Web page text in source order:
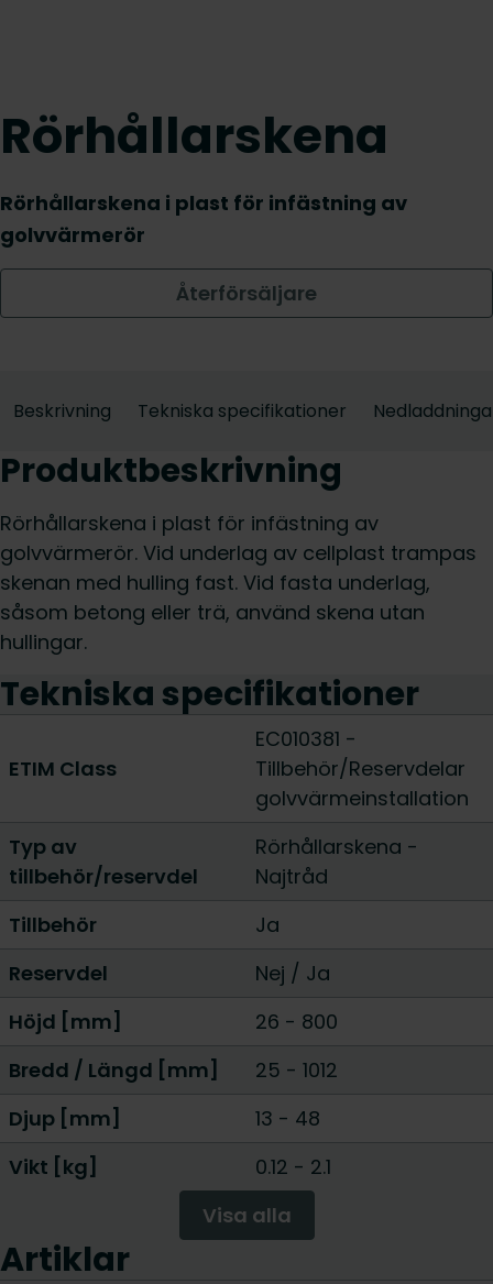
Rörhållarskena
Rörhållarskena i plast för infästning av
golvvärmerör
Återförsäljare
Beskrivning Tekniska specifikationer
Produktbeskrivning
Rörhållarskena i plast för infästning av
golvvärmerör. Vid underlag av cellplast trampas
skenan med hulling fast. Vid fasta underlag,
såsom betong eller trä, använd skena utan
hullingar.
Tekniska specifikationer
ETIM Class
EC010381 -
Tillbehör/Reservdelar
golvvärmeinstallation
Typ av
tillbehör/reservdel
Rörhållarskena -
Najtråd
Tillbehör
Ja
Reservdel
Nej / Ja
Höjd [mm]
26 - 800
Bredd / Längd [mm]
25 - 1012
Djup [mm]
13 - 48
Vikt [kg]
0.12 - 2.1
Visa alla
Artiklar